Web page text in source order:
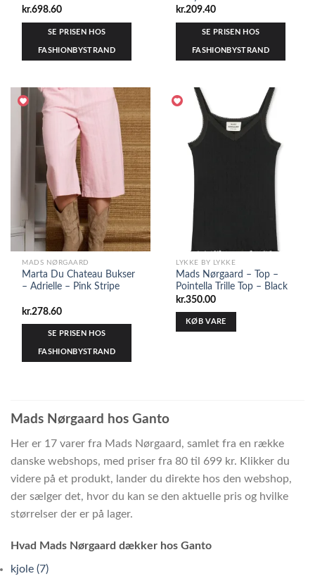
kr.698.60
SE PRISEN HOS
FASHIONBYSTRAND
kr.209.40
SE PRISEN HOS
FASHIONBYSTRAND
MADS NØRGAARD
Marta Du Chateau Bukser
– Adrielle – Pink Stripe
kr.278.60
SE PRISEN HOS
FASHIONBYSTRAND
LYKKE BY LYKKE
Mads Nørgaard – Top –
Pointella Trille Top – Black
kr.350.00
KØB VARE
Mads Nørgaard hos Ganto
Her er 17 varer fra Mads Nørgaard, samlet fra en række
danske webshops, med priser fra 80 til 699 kr. Klikker du
videre på et produkt, lander du direkte hos den webshop,
der sælger det, hvor du kan se den aktuelle pris og hvilke
størrelser der er på lager.
Hvad Mads Nørgaard dækker hos Ganto
kjole (7)